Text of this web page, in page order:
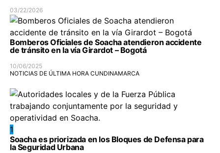
03/22/2026
Bomberos Oficiales de Soacha atendieron accidente
de tránsito en la vía Girardot – Bogotá
10/06/2025
NOTICIAS DE ÚLTIMA HORA CUNDINAMARCA
1
Soacha es priorizada en los Bloques de Defensa para
la Seguridad Urbana